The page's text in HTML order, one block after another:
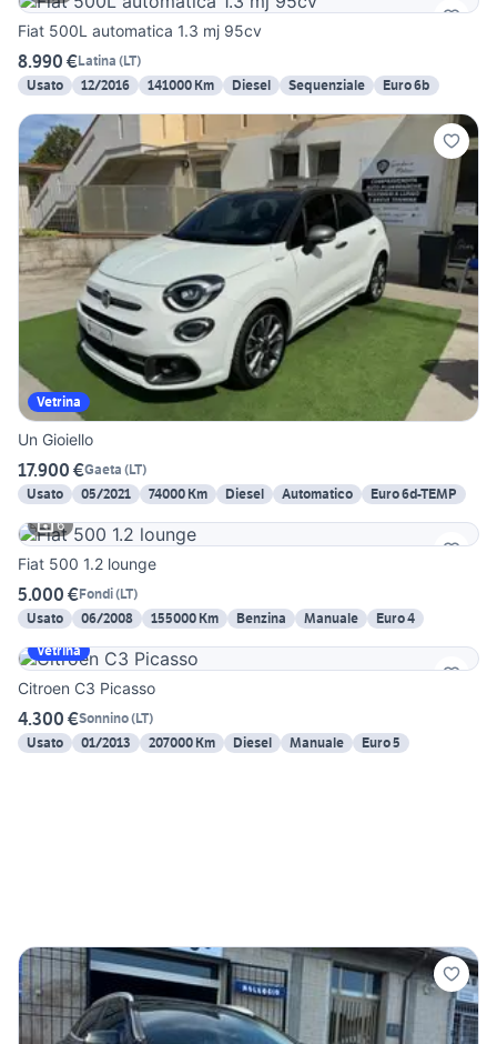
Fiat 500L automatica 1.3 mj 95cv
8.990 €Latina (LT)
Usato
12/2016 141000 Km Diesel Sequenziale Euro 6b
Vetrina
Un Gioiello
17.900 €Gaeta (LT)
Usato
05/2021 74000 Km Diesel Automatico
Euro 6d-TEMP
6
Fiat 500 1.2 lounge
5.000 €Fondi(LT)
Usato
06/2008 155000 Km Benzina Manuale
Euro 4
Vetrina
Citroen C3 Picasso
4.300 €Sonnino(LT)
Usato
01/2013 207000 Km Diesel Manuale Euro 5